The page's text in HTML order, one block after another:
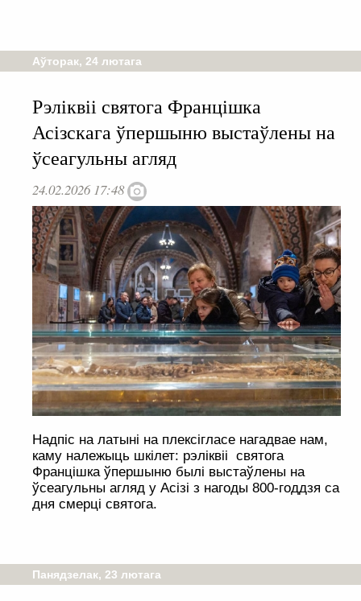
Аўторак, 24 лютага
Рэліквіі святога Францішка
Асізскага ўпершыню выстаўлены на
ўсеагульны агляд
24.02.2026 17:48
Надпіс на латыні на плексігласе нагадвае нам,
каму належыць шкілет: рэліквіі святога
Францішка ўпершыню былі выстаўлены на
ўсеагульны агляд у Асізі з нагоды 800-годдзя са
дня смерці святога.
Панядзелак, 23 лютага